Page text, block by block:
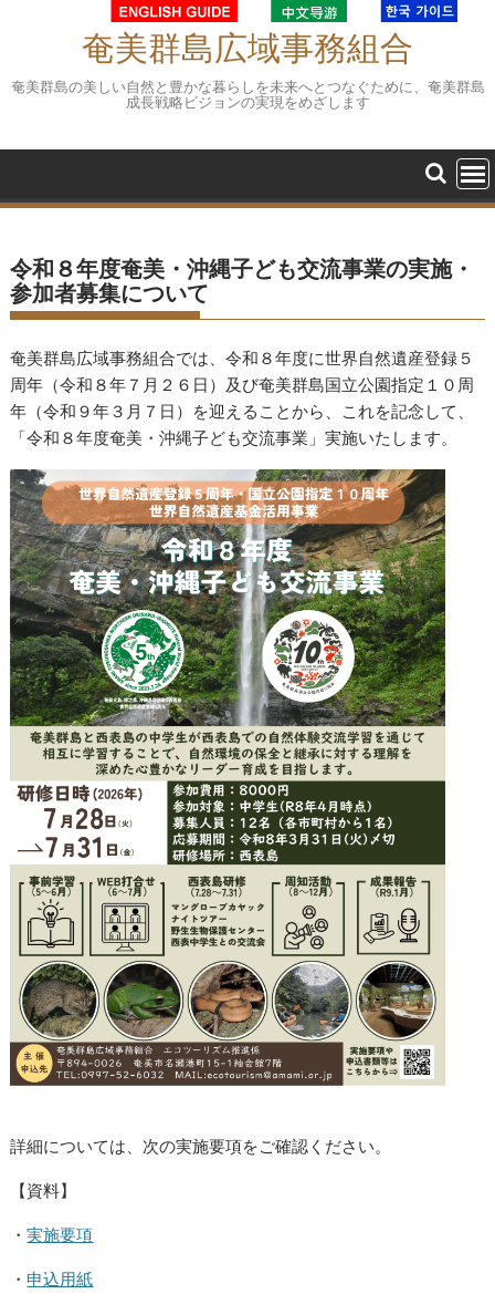
奄美群島広域事務組合
奄美群島の美しい自然と豊かな暮らしを未来へとつなぐために、奄美群島
成長戦略ビジョンの実現をめざします
令和８年度奄美・沖縄子ども交流事業の実施・
参加者募集について
奄美群島広域事務組合では、令和８年度に世界自然遺産登録５
周年（令和８年７月２６日）及び奄美群島国立公園指定１０周
年（令和９年３月７日）を迎えることから、これを記念して、
「令和８年度奄美・沖縄子ども交流事業」実施いたします。
詳細については、次の実施要項をご確認ください。
【資料】
・実施要項
・ 申込用紙